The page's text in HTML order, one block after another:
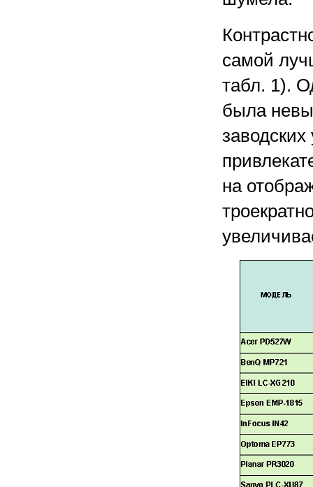
самой
табл. 1).
была
на